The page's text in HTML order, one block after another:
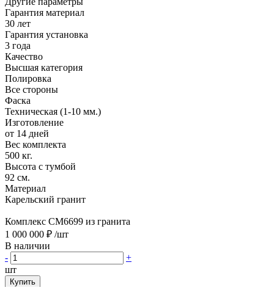
Гарантия материал
30 лет
Гарантия установка
3 года
Качество
Высшая категория
Полировка
Все стороны
Фаска
Техническая (1-10 мм.)
Изготовление
от 14 дней
Вес комплекта
500 кг.
Высота с тумбой
92 см.
Материал
Карельский гранит
Комплекс CM6699 из гранита
1 000 000 ₽ /шт
В наличии
-
+
шт
Купить